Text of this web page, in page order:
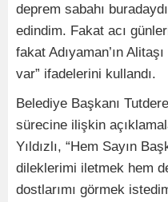
deprem sabahı
edindim. Fakat acı
fakat Adıyaman’ın
var” ifadelerini kullandı.
Belediye Başkanı
sürecine ilişkin
Yıldızlı, “Hem Sayın
dileklerimi iletmek hem
dostlarımı görmek